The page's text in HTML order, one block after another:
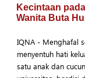
Kecintaan
Wanita Buta
IQNA - Menghafal
menyentuh hati
satu anak dan